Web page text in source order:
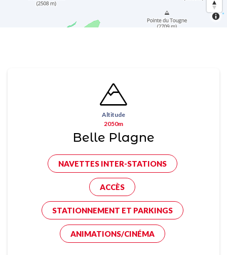
Altitude
2050m
Belle Plagne
NAVETTES INTER-STATIONS
ACCÈS
STATIONNEMENT ET PARKINGS
ANIMATIONS/CINÉMA